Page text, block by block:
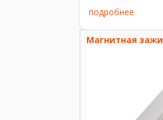
опорных втулках.
красной,
пластмассы. ...
подробнее
Магнитная